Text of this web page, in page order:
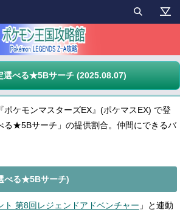
選べる★5Bサーチ (2025.08.07)
ポケモンマスターズEX』(ポケマスEX) で登
る★5Bサーチ」の提供割合。仲間にできるバ
べる★5Bサーチ)
ト 第8回レジェンドアドベンチャー 」と連動